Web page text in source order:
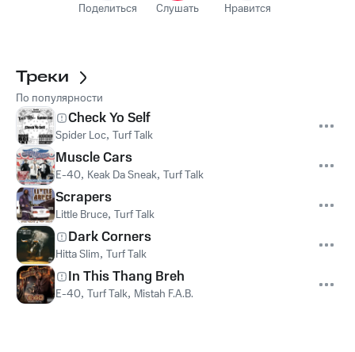
Поделиться Слушать Нравится
Треки
По популярности
Check Yo Self
Spider Loc, Turf Talk
Muscle Cars
E-40, Keak Da Sneak, Turf Talk
Scrapers
Little Bruce, Turf Talk
Dark Corners
Hitta Slim, Turf Talk
In This Thang Breh
E-40, Turf Talk, Mistah F.A.B.